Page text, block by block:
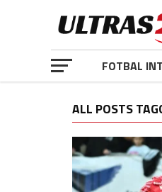
FOTBAL
ALL POSTS